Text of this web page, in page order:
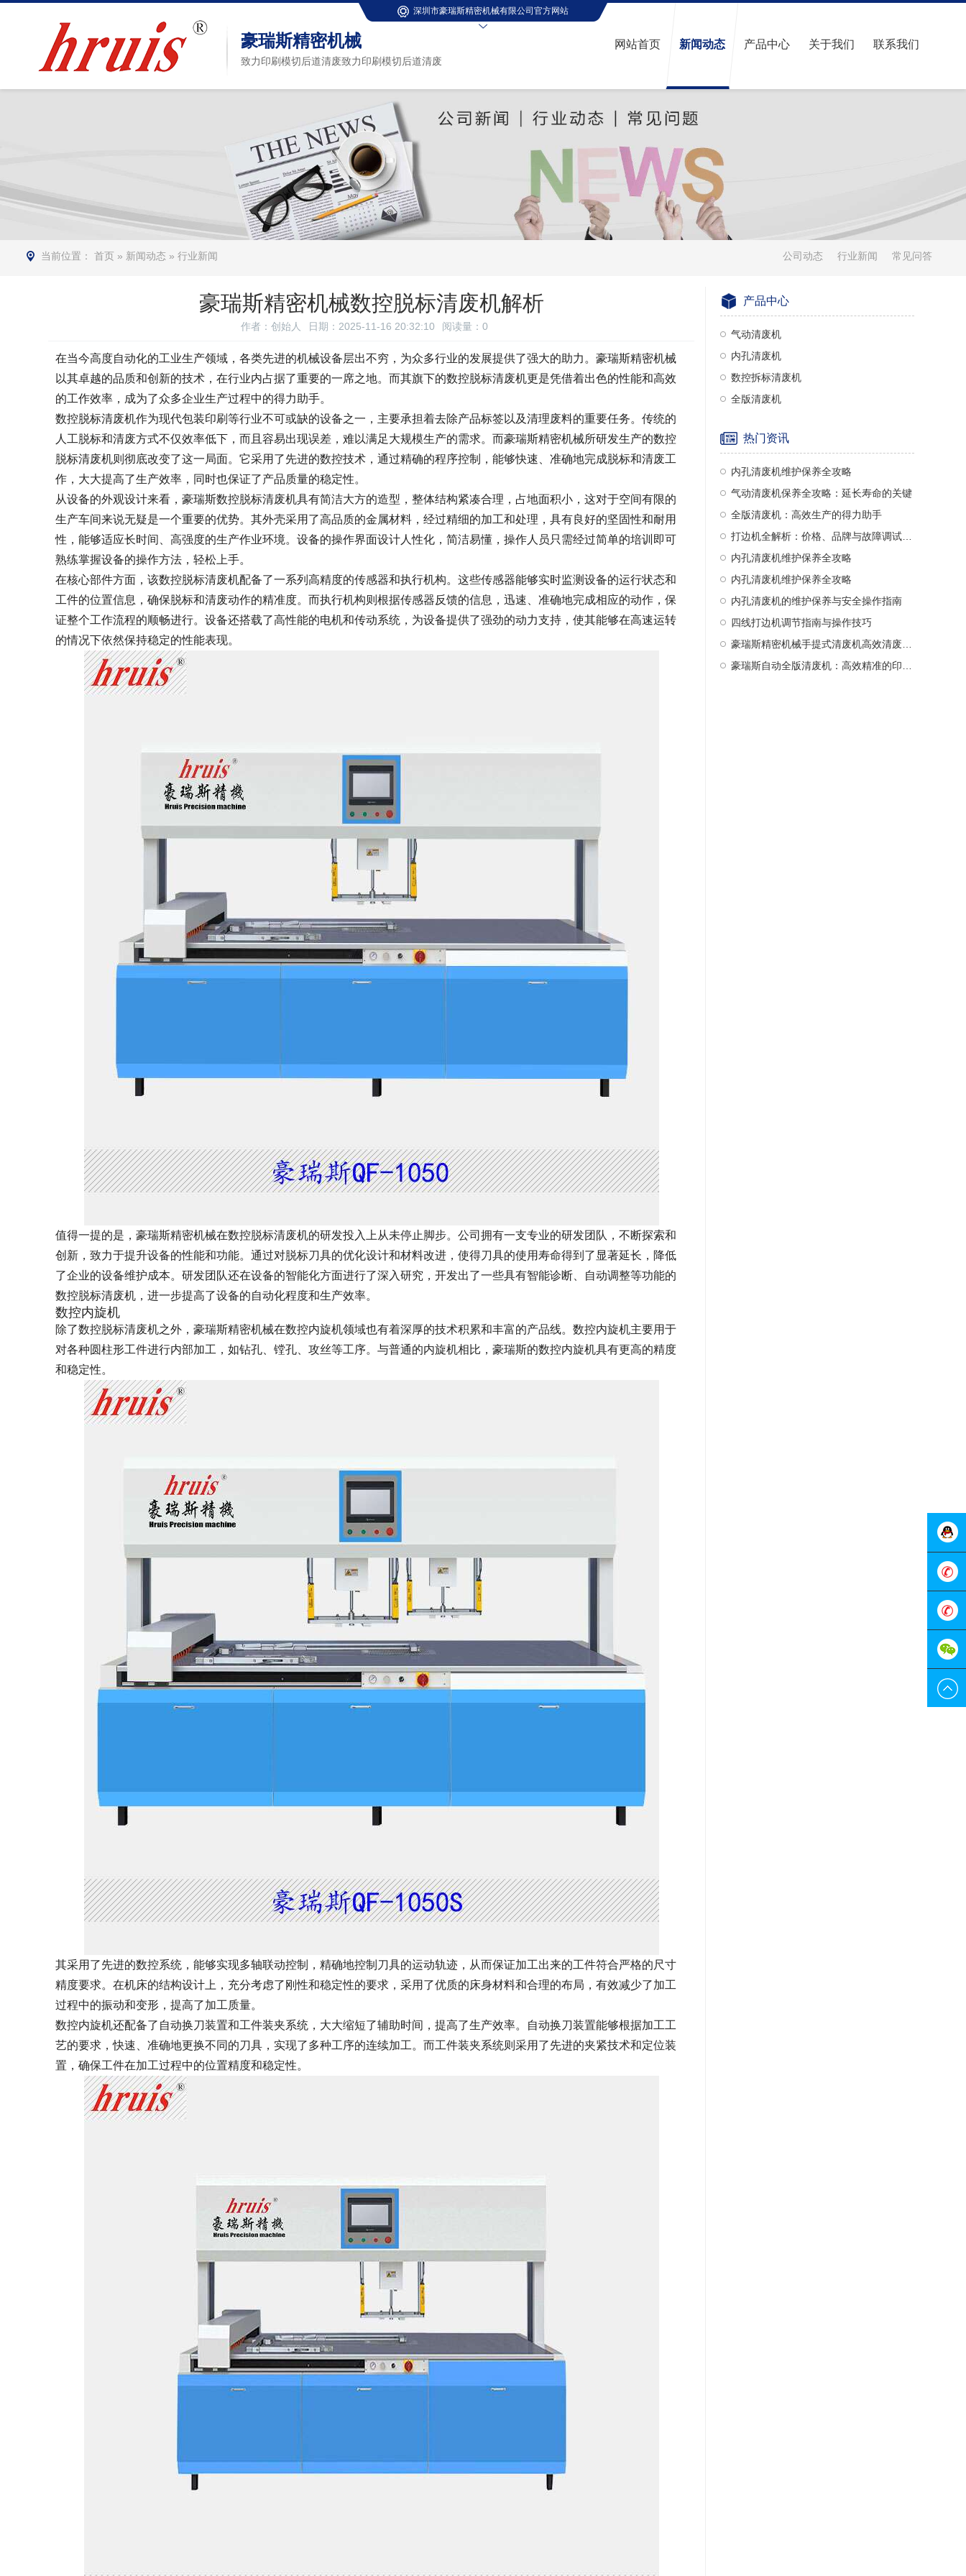
豪瑞斯精密机械
致力印刷模切后道清废致力印刷模切后道清废
深圳市豪瑞斯精密机械有限公司官方网站
网站首页 新闻动态 产品中心 关于我们 联系我们
当前位置： 首页 » 新闻动态 » 行业新闻 公司动态 行业新闻 常见问答
豪瑞斯精密机械数控脱标清废机解析
作者：创始人 日期：2025-11-16 20:32:10 阅读量： 0
在当今高度自动化的工业生产领域，各类先进的机械设备层出不穷，为众多行业的发展提供了强大的助力。豪瑞斯精密机械
以其卓越的品质和创新的技术，在行业内占据了重要的一席之地。而其旗下的数控脱标清废机更是凭借着出色的性能和高效
的工作效率，成为了众多企业生产过程中的得力助手。
数控脱标清废机作为现代包装印刷等行业不可或缺的设备之一，主要承担着去除产品标签以及清理废料的重要任务。传统的
人工脱标和清废方式不仅效率低下，而且容易出现误差，难以满足大规模生产的需求。而豪瑞斯精密机械所研发生产的数控
脱标清废机则彻底改变了这一局面。它采用了先进的数控技术，通过精确的程序控制，能够快速、准确地完成脱标和清废工
作，大大提高了生产效率，同时也保证了产品质量的稳定性。
从设备的外观设计来看，豪瑞斯数控脱标清废机具有简洁大方的造型，整体结构紧凑合理，占地面积小，这对于空间有限的
生产车间来说无疑是一个重要的优势。其外壳采用了高品质的金属材料，经过精细的加工和处理，具有良好的坚固性和耐用
性，能够适应长时间、高强度的生产作业环境。设备的操作界面设计人性化，简洁易懂，操作人员只需经过简单的培训即可
熟练掌握设备的操作方法，轻松上手。
在核心部件方面，该数控脱标清废机配备了一系列高精度的传感器和执行机构。这些传感器能够实时监测设备的运行状态和
工件的位置信息，确保脱标和清废动作的精准度。而执行机构则根据传感器反馈的信息，迅速、准确地完成相应的动作，保
证整个工作流程的顺畅进行。设备还搭载了高性能的电机和传动系统，为设备提供了强劲的动力支持，使其能够在高速运转
的情况下依然保持稳定的性能表现。
值得一提的是，豪瑞斯精密机械在数控脱标清废机的研发投入上从未停止脚步。公司拥有一支专业的研发团队，不断探索和
创新，致力于提升设备的性能和功能。通过对脱标刀具的优化设计和材料改进，使得刀具的使用寿命得到了显著延长，降低
了企业的设备维护成本。研发团队还在设备的智能化方面进行了深入研究，开发出了一些具有智能诊断、自动调整等功能的
数控脱标清废机，进一步提高了设备的自动化程度和生产效率。
数控内旋机
除了数控脱标清废机之外，豪瑞斯精密机械在数控内旋机领域也有着深厚的技术积累和丰富的产品线。数控内旋机主要用于
对各种圆柱形工件进行内部加工，如钻孔、镗孔、攻丝等工序。与普通的内旋机相比，豪瑞斯的数控内旋机具有更高的精度
和稳定性。
其采用了先进的数控系统，能够实现多轴联动控制，精确地控制刀具的运动轨迹，从而保证加工出来的工件符合严格的尺寸
精度要求。在机床的结构设计上，充分考虑了刚性和稳定性的要求，采用了优质的床身材料和合理的布局，有效减少了加工
过程中的振动和变形，提高了加工质量。
数控内旋机还配备了自动换刀装置和工件装夹系统，大大缩短了辅助时间，提高了生产效率。自动换刀装置能够根据加工工
艺的要求，快速、准确地更换不同的刀具，实现了多种工序的连续加工。而工件装夹系统则采用了先进的夹紧技术和定位装
置，确保工件在加工过程中的位置精度和稳定性。
产品中心
气动清废机
内孔清废机
数控拆标清废机
全版清废机
热门资讯
内孔清废机维护保养全攻略
气动清废机保养全攻略：延长寿命的关键
全版清废机：高效生产的得力助手
内孔清废机维护保养全攻略
内孔清废机维护保养全攻略
内孔清废机的维护保养与安全操作指南
四线打边机调节指南与操作技巧
在线客
0755-